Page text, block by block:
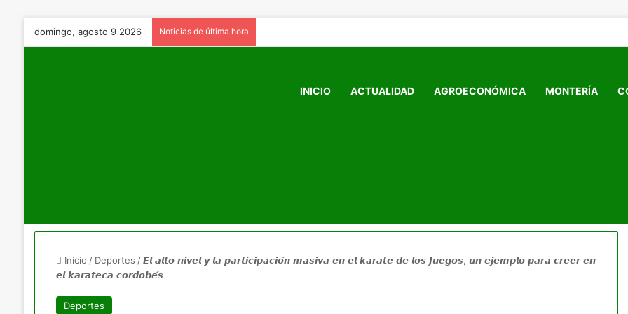
domingo, agosto 9 2026 Noticias de última hora
INICIO ACTUALIDAD AGROECONÓMICA MONTERÍA
Inicio / Deportes / 𝙀𝙡 𝙖𝙡𝙩𝙤 𝙣𝙞𝙫𝙚𝙡 𝙮 𝙡𝙖 𝙥𝙖𝙧𝙩𝙞𝙘𝙞𝙥𝙖𝙘𝙞𝙤́𝙣 𝙢𝙖𝙨𝙞𝙫𝙖 𝙚𝙣 𝙚𝙡 𝙠𝙖𝙧𝙖𝙩𝙚 𝙙𝙚 𝙡𝙤𝙨 𝙅𝙪𝙚𝙜𝙤𝙨, 𝙪𝙣 𝙚𝙟𝙚𝙢𝙥𝙡𝙤 𝙥𝙖𝙧𝙖 𝙘𝙧𝙚𝙚𝙧 𝙚𝙣
𝙚𝙡 𝙠𝙖𝙧𝙖𝙩𝙚𝙘𝙖 𝙘𝙤𝙧𝙙𝙤𝙗𝙚́𝙨
Deportes